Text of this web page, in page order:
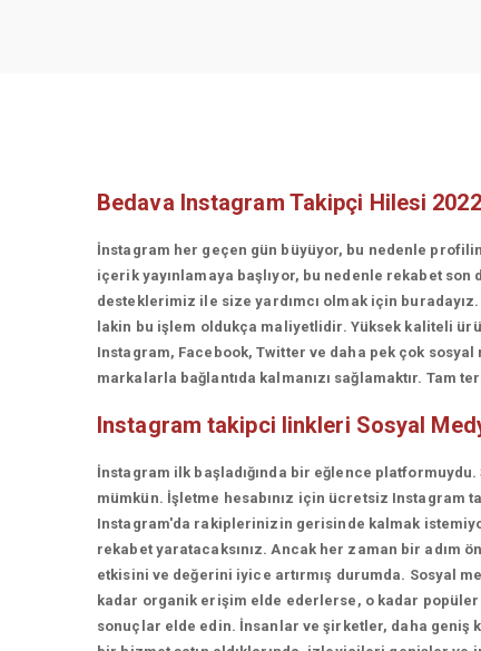
Bedava Instagram Takipçi Hilesi
İnstagram her geçen gün büyüyor, bu nedenle
içerik yayınlamaya başlıyor, bu nedenle rekabet
desteklerimiz ile size yardımcı olmak için
lakin bu işlem oldukça maliyetlidir. Yüksek kaliteli
Instagram, Facebook, Twitter ve daha pek çok
markalarla bağlantıda kalmanızı sağlamaktır. Tam
Instagram takipci linkleri Sosyal
İnstagram ilk başladığında bir eğlence
mümkün. İşletme hesabınız için ücretsiz
Instagram'da rakiplerinizin gerisinde kalmak
rekabet yaratacaksınız. Ancak her zaman bir adım
etkisini ve değerini iyice artırmış durumda. Sosyal
kadar organik erişim elde ederlerse, o kadar
sonuçlar elde edin. İnsanlar ve şirketler, daha